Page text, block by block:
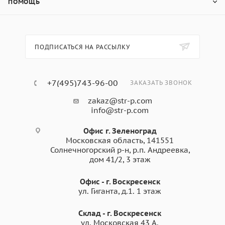
ПОМОЩЬ
ПОДПИСАТЬСЯ НА РАССЫЛКУ
+7(495)743-96-00 ЗАКАЗАТЬ ЗВОНОК
zakaz@str-p.com
info@str-p.com
Офис г. Зеленоград
Московская область, 141551
Солнечногорский р-н, р.п. Андреевка,
дом 41/2, 3 этаж
Офис - г. Воскресенск
ул. Гиганта, д.1. 1 этаж
Склад - г. Воскресенск
ул. Московская 43 А.